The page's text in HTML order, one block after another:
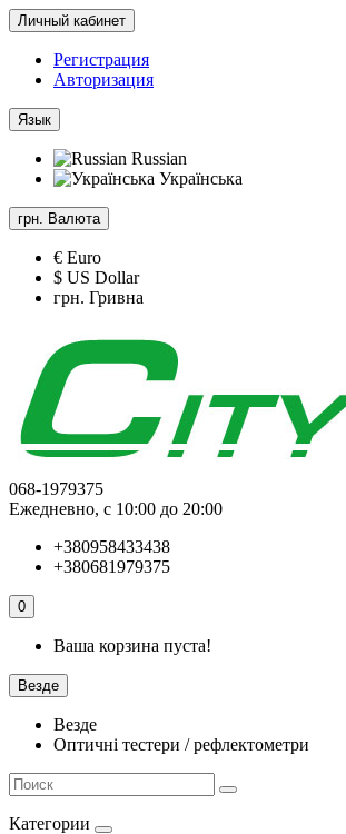
Личный кабинет
Регистрация
Авторизация
Язык
Russian
Українська
грн. Валюта
€ Euro
$ US Dollar
грн. Гривна
068-1979375
Ежедневно, с 10:00 до 20:00
+380958433438
+380681979375
0
Ваша корзина пуста!
Везде
Везде
Оптичні тестери / рефлектометри
Категории